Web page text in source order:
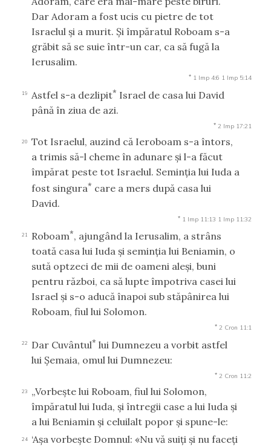
Dar Adoram a fost ucis cu pietre de tot
Israelul şi a murit. Şi împăratul Roboam s-a
grăbit să se suie într-un car, ca să fugă la
Ierusalim.
* 1 Imp 4:6 1 Imp 5:14
19 Astfel s-a dezlipit* Israel de casa lui David
până în ziua de azi.
* 2 Imp 17:21
20
Tot Israelul, auzind că Ieroboam s-a întors,
a trimis să-l cheme în adunare şi l-a făcut
împărat peste tot Israelul. Seminţia lui Iuda a
fost singura* care a mers după casa lui
David.
* 1 Imp 11:13 1 Imp 11:32
21 Roboam*, ajungând la Ierusalim, a strâns
toată casa lui Iuda şi seminţia lui Beniamin, o
sută optzeci de mii de oameni aleşi, buni
pentru război, ca să lupte împotriva casei lui
Israel şi s-o aducă înapoi sub stăpânirea lui
Roboam, fiul lui Solomon.
* 2 Cron 11:1
22 Dar Cuvântul* lui Dumnezeu a vorbit astfel
lui Şemaia, omul lui Dumnezeu:
* 2 Cron 11:2
23
„Vorbeşte lui Roboam, fiul lui Solomon,
împăratul lui Iuda, şi întregii case a lui Iuda şi
a lui Beniamin şi celuilalt popor şi spune-le:
24
‘Aşa vorbeşte Domnul: «Nu vă suiţi şi nu faceţi